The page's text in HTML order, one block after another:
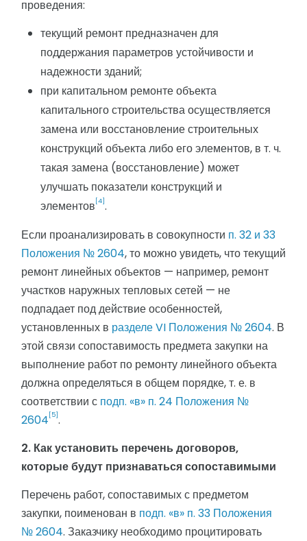
проведения:
текущий ремонт предназначен для
поддержания параметров устойчивости и
надежности зданий;
при капитальном ремонте объекта
капитального строительства осуществляется
замена или восстановление строительных
конструкций объекта либо его элементов, в т. ч.
такая замена (восстановление) может
улучшать показатели конструкций и
элементов [4].
Если проанализировать в совокупности п. 32 и 33
Положения № 2604, то можно увидеть, что текущий
ремонт линейных объектов — например, ремонт
участков наружных тепловых сетей — не
подпадает под действие особенностей,
установленных в разделе VI Положения № 2604. В
этой связи сопоставимость предмета закупки на
выполнение работ по ремонту линейного объекта
должна определяться в общем порядке, т. е. в
соответствии с подп. «в» п. 24 Положения №
2604 [5].
2. Как установить перечень договоров,
которые будут признаваться сопоставимыми
Перечень работ, сопоставимых с предметом
закупки, поименован в подп. «в» п. 33 Положения
№ 2604. Заказчику необходимо процитировать